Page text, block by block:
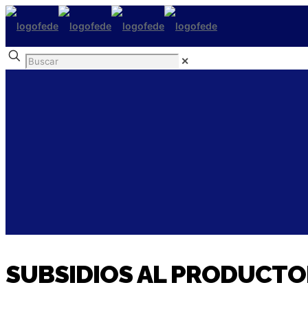
✕
SUBSIDIOS AL